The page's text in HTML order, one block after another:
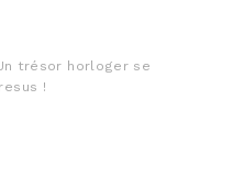
trésor horloger se
!